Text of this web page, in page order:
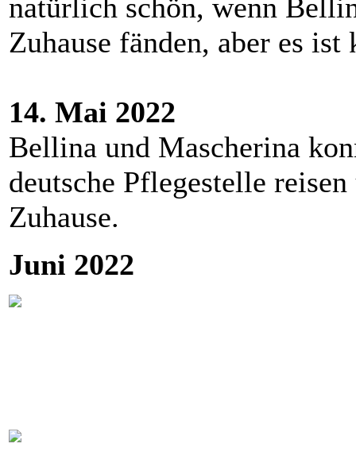
natürlich schön, wenn
Zuhause fänden, aber es
14. Mai 2022
Bellina und Mascherina
deutsche Pflegestelle
Zuhause.
Juni 2022